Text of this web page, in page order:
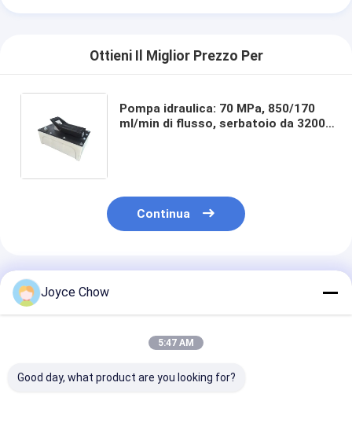
Ottieni Il Miglior Prezzo Per
Pompa idraulica: 70 MPa, 850/170
ml/min di flusso, serbatoio da 3200
Continua
Prodotti Raccomandati
Joyce Chow
5:47 AM
Good day, what product are you looking for?